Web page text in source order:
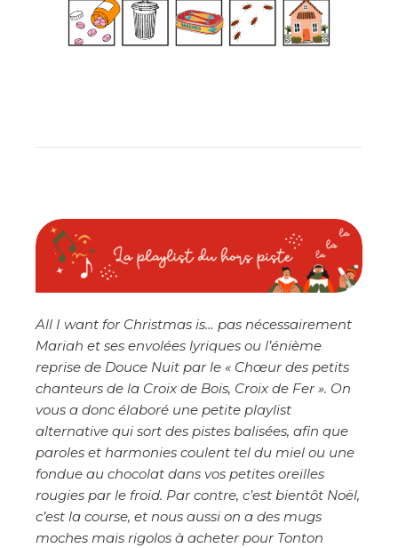
All I want for Christmas is… pas nécessairement
Mariah et ses envolées lyriques ou l’énième
reprise de Douce Nuit par le « Chœur des petits
chanteurs de la Croix de Bois, Croix de Fer ». On
vous a donc élaboré une petite playlist
alternative qui sort des pistes balisées, afin que
paroles et harmonies coulent tel du miel ou une
fondue au chocolat dans vos petites oreilles
rougies par le froid. Par contre, c’est bientôt Noël,
c’est la course, et nous aussi on a des mugs
moches mais rigolos à acheter pour Tonton